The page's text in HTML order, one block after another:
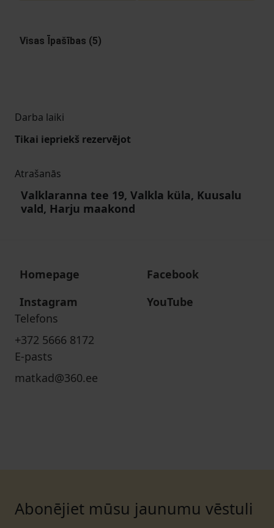
Visas Īpašības (5)
Darba laiki
Tikai iepriekš rezervējot
Atrašanās
Valklaranna tee 19, Valkla küla, Kuusalu
vald, Harju maakond
Homepage
Facebook
Instagram
YouTube
Telefons
+372 5666 8172
E-pasts
matkad@360.ee
Abonējiet mūsu jaunumu vēstuli